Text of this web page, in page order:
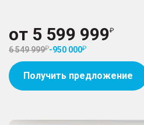
от 5 599 999
6 549 999 -950 000
Получить предложение